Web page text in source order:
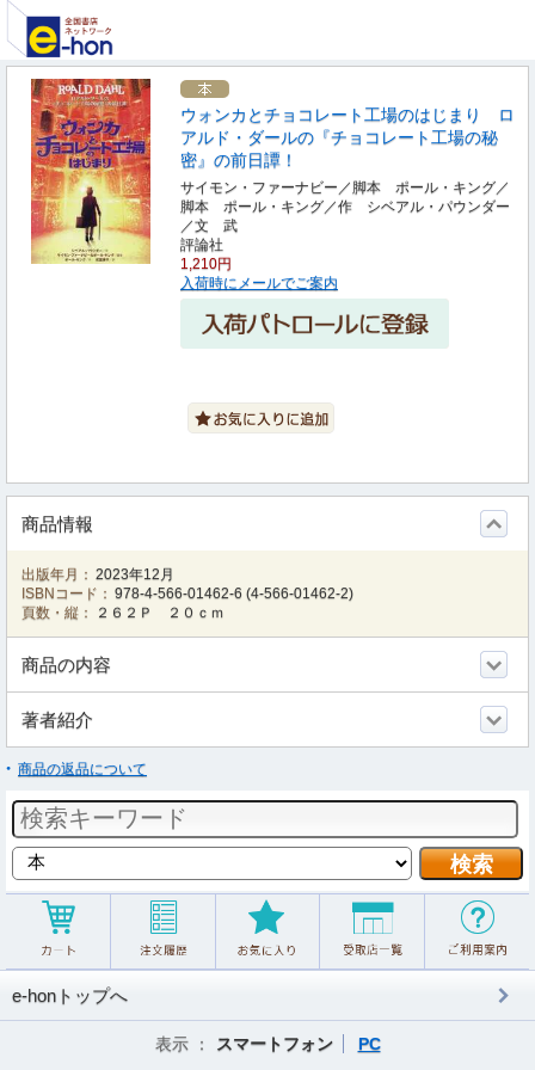
ウォンカとチョコレート工場のはじまり ロ
アルド・ダールの『チョコレート工場の秘
密』の前日譚！
サイモン・ファーナビー／脚本 ポール・キング／
脚本 ポール・キング／作 シベアル・パウンダー
／文 武
評論社
1,210円
入荷時にメールでご案内
商品情報
出版年月： 2023年12月
ISBNコード： 978-4-566-01462-6 (4-566-01462-2)
頁数・縦：
２６２Ｐ ２０ｃｍ
商品の内容
著者紹介
商品の返品について
e-honトップへ
表示 ： スマートフォン PC